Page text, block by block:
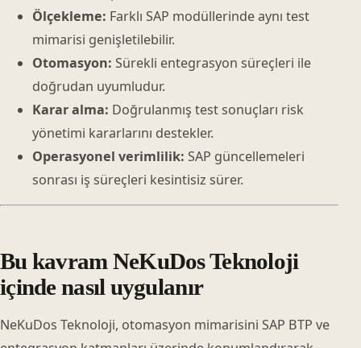
Ölçekleme: Farklı SAP modüllerinde aynı test
mimarisi genişletilebilir.
Otomasyon: Sürekli entegrasyon süreçleri ile
doğrudan uyumludur.
Karar alma: Doğrulanmış test sonuçları risk
yönetimi kararlarını destekler.
Operasyonel verimlilik: SAP güncellemeleri
sonrası iş süreçleri kesintisiz sürer.
Bu kavram NeKuDos Teknoloji
içinde nasıl uygulanır
NeKuDos Teknoloji, otomasyon mimarisini SAP BTP ve